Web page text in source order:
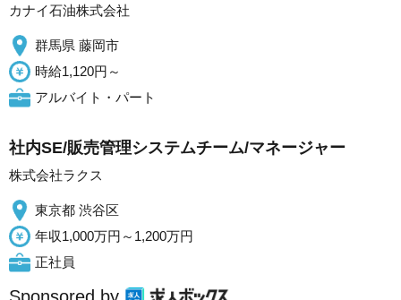
カナイ石油株式会社
群馬県 藤岡市
時給1,120円～
アルバイト・パート
社内SE/販売管理システムチーム/マネージャー
株式会社ラクス
東京都 渋谷区
年収1,000万円～1,200万円
正社員
Sponsored by